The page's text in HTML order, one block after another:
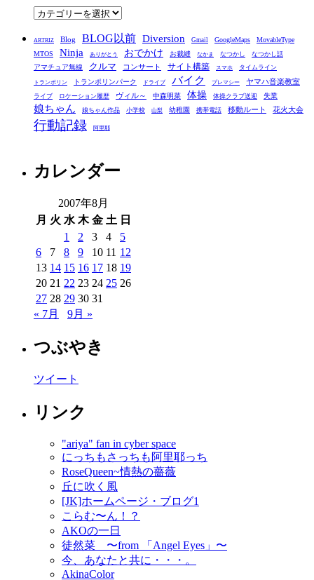
ブ
カ
ゴ
リ
ー
ARTRIZ Blog BLOG以前 Diversion Gmail GoogleMaps
MovableType
MTOS
Ninja ありがとう おでかけ お裁縫 なかま なつかし なつかし話
アマチュア無線 クルマ コンサート サイト構築 スマホ タイムライン
トランポリン トランポリンパーク ドライブ バイク プレマシー ヤマハ音楽教室
ライブ ロケーション履歴 ヴィル～ 中森明菜 体操 体操クラブ送迎 失業
娘ちゃん 娘ちゃん作品 小学校 山梨 幼稚園 携帯電話 移動ルート 花火大会
行動記録 阿里耶
カレンダー
2007年8月
月 火 水 木 金 土 日
1
2 3 4
5
6
7 8 9 10 11 12
13 14 15 16 17 18 19
20 21 22 23 24 25 26
27 28 29 30 31
« 7月
9月 »
つぶやき
ツイート
リンク
"ariya" fan in cyber space
にっちもさっちも阿里耶っち
RoseQueen~情熱の薔薇
丘に吹く風
[JK]ホームページ・ブログ1
こらむ〜ん！？
AKOの一日
徒然菜 〜from 「Angel Eyes」〜
今、あなたと共に・・・。
AkinaColor